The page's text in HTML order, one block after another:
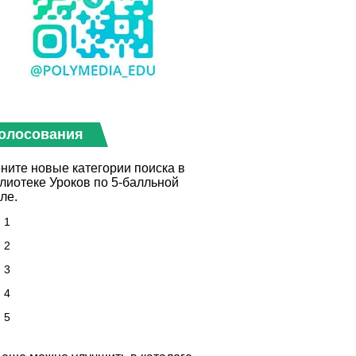
новые категории поиска в
Уроков по 5-балльной
1
2
3
4
5